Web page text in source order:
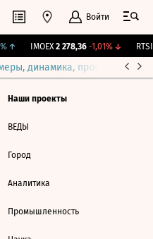
Войти
↑ IMOEX 2 278,36 -1,01%↓ RTSI
динамика, прогнозы
Наши проекты
ВЕДЫ
Город
Аналитика
Промышленность